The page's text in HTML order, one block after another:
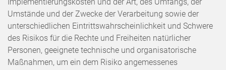
Umstände und der Zwecke der Verarbeitung sowie der
unterschiedlichen Eintrittswahrscheinlichkeit und Schwere
des Risikos für die Rechte und Freiheiten natürlicher
Personen, geeignete technische und organisatorische
Maßnahmen, um ein dem Risiko angemessenes